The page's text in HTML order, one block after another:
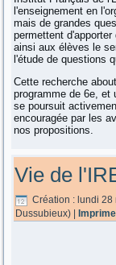
l'enseignement en
mais de grandes
permettent
ainsi aux élèves le
l'étude de questions
Cette recherche
programme de 6e, et
se poursuit
encouragée par les
nos propositions.
Vie de
Création : lundi 28
Dussubieux) |